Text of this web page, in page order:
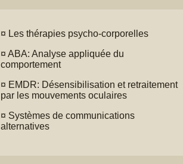
¤ Les thérapies psycho-corporelles
¤ABA: Analyse appliquée du
comportement
¤ EMDR: Désensibilisation et retraitement
par les mouvements oculaires
¤ Systèmes de communications
alternatives